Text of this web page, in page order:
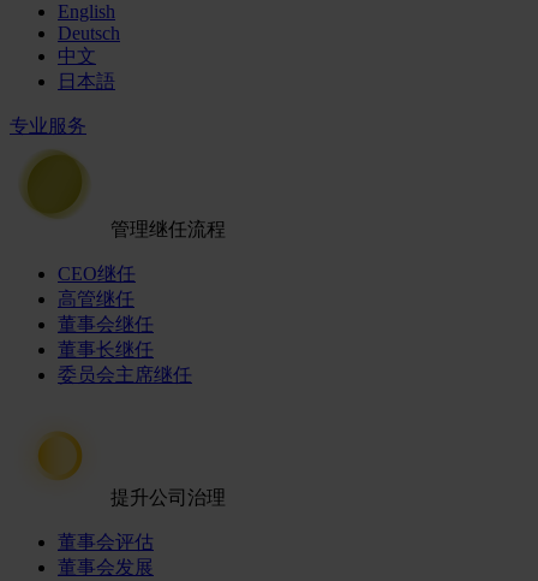
English
Deutsch
中文
日本語
专业服务
管理继任流程
CEO继任
高管继任
董事会继任
董事长继任
委员会主席继任
提升公司治理
董事会评估
董事会发展